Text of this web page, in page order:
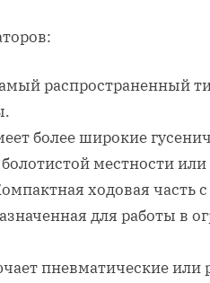
распространенный
более широкие
местности
ходовая часть
для работы в
пневматические или